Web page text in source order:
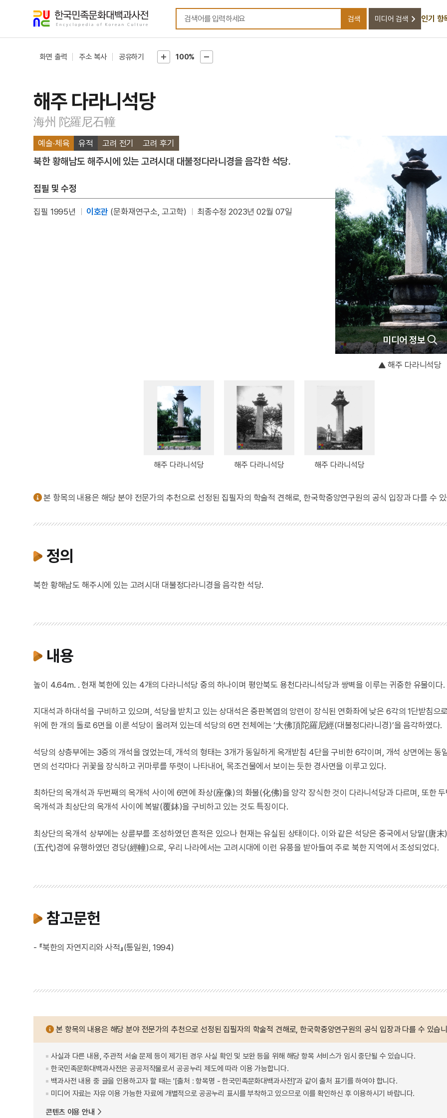
검색어를 입력하세요
검색 미디어 검색 인기 항
화면 출력 주소 복사 공유하기 100%
해주 다라니석당
海州 陀羅尼石幢
예술·체육 유적 고려 전기 고려 후기
북한 황해남도 해주시에 있는 고려시대 대불정다라니경을 음각한 석당.
집필 및 수정
집필 1995년 이호관 (문화재연구소, 고고학) 최종수정 2023년 02월 07일
미디어 정보
해주 다라니석당
해주 다라니석당 해주 다라니석당 해주 다라니석당
본 항목의 내용은 해당 분야 전문가의 추천으로 선정된 집필자의 학술적 견해로, 한국학중앙연구원의 공식 입장과 다를 수
정의
북한 황해남도 해주시에 있는 고려시대 대불정다라니경을 음각한 석당.
내용
높이 4.64m. . 현재 북한에 있는 4개의 다라니석당 중의 하나이며 평안북도 용천다라니석당과 쌍벽을 이루는 귀중한 유물이다.
지대석과 하대석을 구비하고 있으며, 석당을 받치고 있는 상대석은 중판복엽의 앙련이 장식된 연화좌에 낮은 6각의 1단받침으
위에 한 개의 돌로 6면을 이룬 석당이 올려져 있는데 석당의 6면 전체에는 ‘大佛頂陀羅尼經(대불정다라니경)’을 음각하였다.
석당의 상층부에는 3중의 개석을 얹었는데, 개석의 형태는 3개가 동일하게 옥개받침 4단을 구비한 6각이며, 개석 상면에는 동
면의 선각마다 귀꽃을 장식하고 귀마루를 뚜렷이 나타내어, 목조건물에서 보이는 듯한 경사면을 이루고 있다.
최하단의 옥개석과 두번째의 옥개석 사이에 6면에 좌상(座像)의 화불(化佛)을 양각 장식한 것이 다라니석당과 다르며, 또한
옥개석과 최상단의 옥개석 사이에 복발(覆鉢)을 구비하고 있는 것도 특징이다.
최상단의 옥개석 상부에는 상륜부를 조성하였던 흔적은 있으나 현재는 유실된 상태이다. 이와 같은 석당은 중국에서 당말(唐
(五代)경에 유행하였던 경당(經幢)으로, 우리 나라에서는 고려시대에 이런 유풍을 받아들여 주로 북한 지역에서 조성되었다.
참고문헌
- 『북한의 자연지리와 사적』(통일원, 1994)
본 항목의 내용은 해당 분야 전문가의 추천으로 선정된 집필자의 학술적 견해로, 한국학중앙연구원의 공식 입장과 다를 수 있습
사실과 다른 내용, 주관적 서술 문제 등이 제기된 경우 사실 확인 및 보완 등을 위해 해당 항목 서비스가 임시 중단될 수 있습니다.
한국민족문화대백과사전은 공공저작물로서 공공누리 제도에 따라 이용 가능합니다.
백과사전 내용 중 글을 인용하고자 할 때는 '[출처 : 항목명 - 한국민족문화대백과사전]'과 같이 출처 표기를 하여야 합니다.
미디어 자료는 자유 이용 가능한 자료에 개별적으로 공공누리 표시를 부착하고 있으므로 이를 확인하신 후 이용하시기 바랍니다.
콘텐츠 이용 안내